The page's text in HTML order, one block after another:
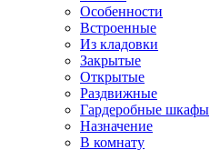
Особенности
Встроенные
Из кладовки
Закрытые
Открытые
Раздвижные
Гардеробные шкафы
Назначение
В комнату